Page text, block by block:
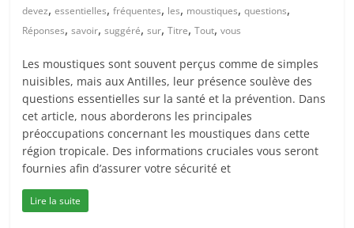
devez,essentielles,fréquentes, les, moustiques,questions,
Réponses,savoir,suggéré,sur,Titre,Tout,vous
Les moustiques sont souvent perçus comme de simples
nuisibles, mais aux Antilles, leur présence soulève des
questions essentielles sur la santé et la prévention. Dans
cet article, nous aborderons les principales
préoccupations concernant les moustiques dans cette
région tropicale. Des informations cruciales vous seront
fournies afin d’assurer votre sécurité et
Lire la suite